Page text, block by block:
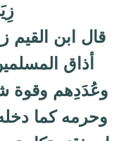
أذاق
وعُدَدِهم وقوة
وحرمه كما